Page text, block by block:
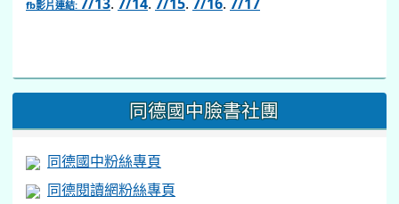
fb影片連結:
https://www.facebook.com/share/v/1BsLSkstia/
同德國中臉書社團
同德國中粉絲專頁
同德閱讀網粉絲專頁